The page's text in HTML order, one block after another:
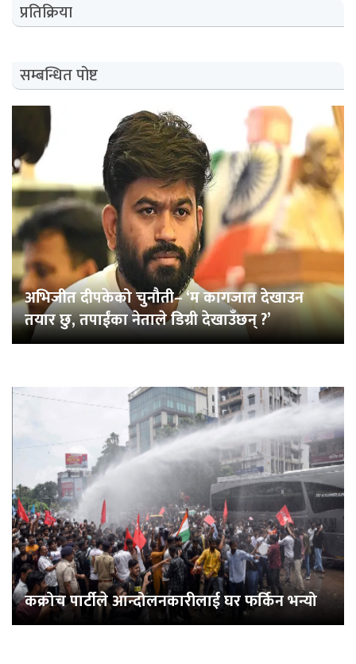
प्रतिक्रिया
सम्बन्धित पोष्ट
अभिजीत दीपकेको चुनौती– ‘म कागजात देखाउन
तयार छु, तपाईंका नेताले डिग्री देखाउँछन् ?’
कक्रोच पार्टीले आन्दोलनकारीलाई घर फर्किन भन्यो